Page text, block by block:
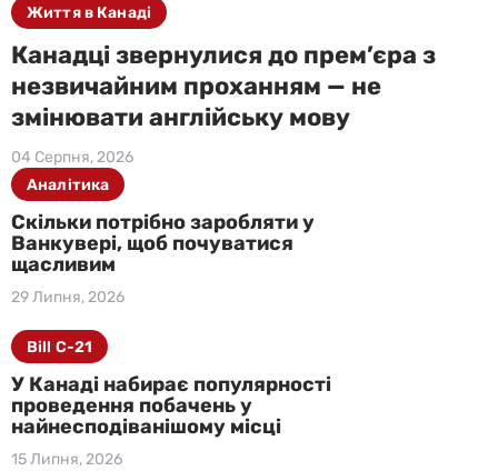
Канадці звернулися до прем’єра з
незвичайним проханням — не
змінювати англійську мову
04 Серпня, 2026
Життя в Канаді
Скільки потрібно заробляти у
Ванкувері, щоб почуватися
щасливим
29 Липня, 2026
Аналітика
У Канаді набирає популярності
проведення побачень у
найнесподіванішому місці
15 Липня, 2026
Bill C-21